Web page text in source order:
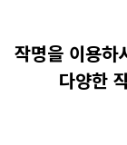
작명을 이용하
다양한